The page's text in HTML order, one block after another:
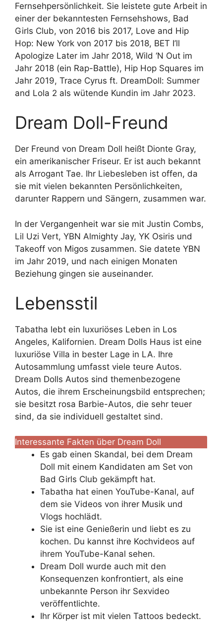
Fernsehpersönlichkeit. Sie leistete gute Arbeit in
einer der bekanntesten Fernsehshows, Bad
Girls Club, von 2016 bis 2017, Love and Hip
Hop: New York von 2017 bis 2018, BET I’ll
Apologize Later im Jahr 2018, Wild ‘N Out im
Jahr 2018 (ein Rap-Battle), Hip Hop Squares im
Jahr 2019, Trace Cyrus ft. DreamDoll: Summer
and Lola 2 als wütende Kundin im Jahr 2023.
Dream Doll-Freund
Der Freund von Dream Doll heißt Dionte Gray,
ein amerikanischer Friseur. Er ist auch bekannt
als Arrogant Tae. Ihr Liebesleben ist offen, da
sie mit vielen bekannten Persönlichkeiten,
darunter Rappern und Sängern, zusammen war.
In der Vergangenheit war sie mit Justin Combs,
Lil Uzi Vert, YBN Almighty Jay, YK Osiris und
Takeoff von Migos zusammen. Sie datete YBN
im Jahr 2019, und nach einigen Monaten
Beziehung gingen sie auseinander.
Lebensstil
Tabatha lebt ein luxuriöses Leben in Los
Angeles, Kalifornien. Dream Dolls Haus ist eine
luxuriöse Villa in bester Lage in LA. Ihre
Autosammlung umfasst viele teure Autos.
Dream Dolls Autos sind themenbezogene
Autos, die ihrem Erscheinungsbild entsprechen;
sie besitzt rosa Barbie-Autos, die sehr teuer
sind, da sie individuell gestaltet sind.
Interessante Fakten über Dream Doll
Es gab einen Skandal, bei dem Dream
Doll mit einem Kandidaten am Set von
Bad Girls Club gekämpft hat.
Tabatha hat einen YouTube-Kanal, auf
dem sie Videos von ihrer Musik und
Vlogs hochlädt.
Sie ist eine Genießerin und liebt es zu
kochen. Du kannst ihre Kochvideos auf
ihrem YouTube-Kanal sehen.
Dream Doll wurde auch mit den
Konsequenzen konfrontiert, als eine
unbekannte Person ihr Sexvideo
veröffentlichte.
Ihr Körper ist mit vielen Tattoos bedeckt.